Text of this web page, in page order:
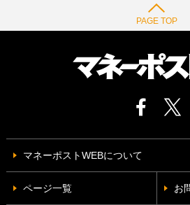
PAGE TOP
マネーポストWEBについて
ページ一覧 お